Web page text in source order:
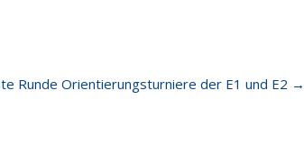
Runde Orientierungsturniere der E1 und E2 →